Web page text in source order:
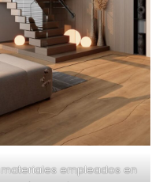
materiales empleados en